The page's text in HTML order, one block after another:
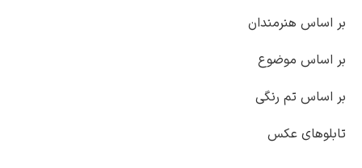
بر اساس هنرمندان
بر اساس موضوع
بر اساس تم رنگی
تابلوهای عکس